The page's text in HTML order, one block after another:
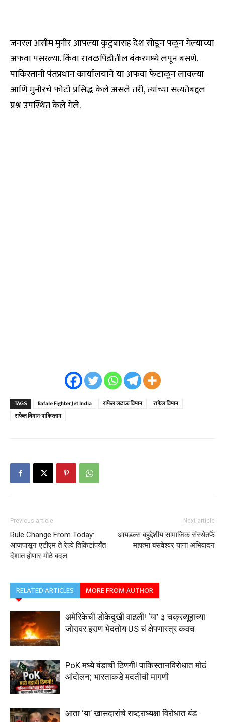
जनरल असीम मुनीर आपल्या कुटुंबासह देश सोडून पळून गेल्याच्या
अफवा पसरल्या. किंवा रावळपिंडीतील बंकरमध्ये लपून बसणे.
पाकिस्तानी पंतप्रधान कार्यालयाने या अफवा फेटाळून लावल्या
आणि मुनीरचे फोटो प्रसिद्ध केले असले तरी, त्यांच्या सत्यतेबद्दल
प्रश्न उपस्थित केले गेले.
TAGS Rafale Fighter Jet India राफेल लढाऊ विमान
राफेल विमान
राफेल विमान-पाकिस्तान
Previous article
Rule Change From Today:
आजपासून एटीएम ते रेल्वे तिकिटांपर्यंत
देशात होणार मोठे बदल
Next article
आयडल्स बहुद्देशीय सामाजिक संस्थेतर्फे
महात्मा बसवेश्वर यांना अभिवादन
RELATED ARTICLES MORE FROM AUTHOR
अमेरिकेची डोकेदुखी वाढली! ‘या’ ३ चक्रव्यूहाच्या
जोरावर इराण भेदतोय US चं क्षेपणास्त्र कवच
PoK मध्ये बंडाची ठिणगी! पाकिस्तानविरोधात मोठं
आंदोलन; भारताकडे मदतीची मागणी
आता ‘या’ खासदारांचे राष्ट्राध्यक्षा विरोधात बंड